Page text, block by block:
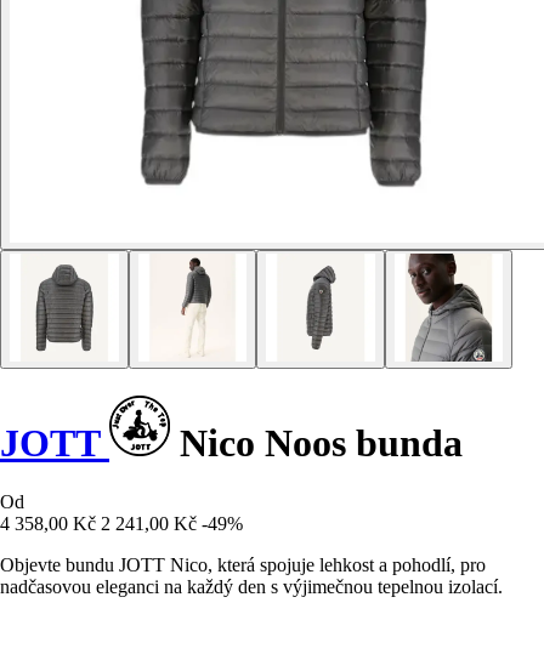
JOTT Nico Noos bunda
Od
4 358,00 Kč 2 241,00 Kč -49%
Objevte bundu JOTT Nico, která spojuje lehkost a pohodlí, pro
nadčasovou eleganci na každý den s výjimečnou tepelnou izolací.